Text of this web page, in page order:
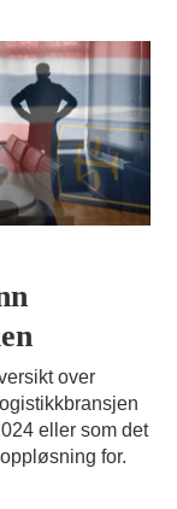
over
eller som det
for.